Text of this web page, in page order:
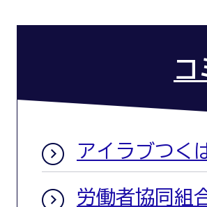
コ
アイラブつく
労働者協同組